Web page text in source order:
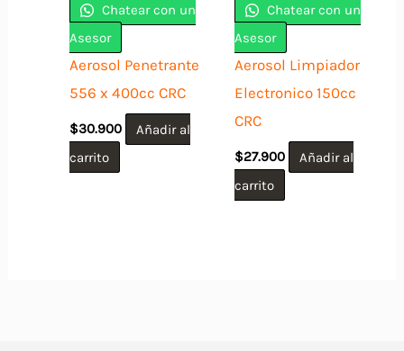
Chatear con un
Asesor
Aerosol Penetrante
556 x 400cc CRC
$30.900
Añadir al
carrito
Chatear con un
Asesor
Aerosol Limpiador
Electronico 150cc
CRC
$27.900
Añadir al
carrito